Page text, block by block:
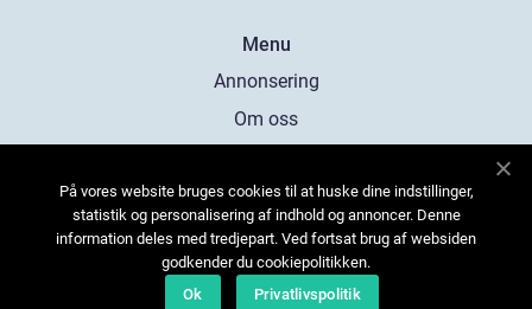
Menu
Annonsering
Om oss
Kontakta oss
Sitemap
På vores website bruges cookies til at huske dine indstillinger,
statistik og personalisering af indhold og annoncer. Denne
information deles med tredjepart. Ved fortsat brug af websiden
godkender du cookiepolitikken.
Ok
Privatlivspolitik